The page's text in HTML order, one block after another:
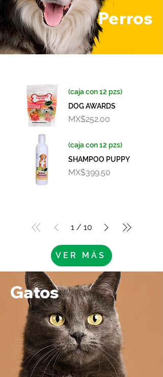
Perros
(caja con 12 pzs)
DOG AWARDS
Price
MX$252.00
(caja con 12 pzs)
SHAMPOO PUPPY
Price
MX$399.50
1 / 10
VER MÁS
Gatos